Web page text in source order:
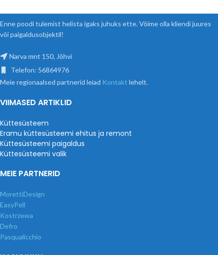
Enne poodi tulemist helista igaks juhuks ette. Võime olla kliendi juures
või paigaldusobjektil!
Narva mnt 150, Jõhvi
Telefon: 56864976
Meie regionaalsed partnerid leiad Kontakt lehelt.
VIIMASED ARTIKLID
Küttesüsteem
Eramu küttesüsteemi ehitus ja remont
Küttesüsteemi paigaldus
Küttesüsteemi valik
MEIE PARTNERID
MorettiDesign
EasyPell
Kostrzewa
Defro
Pasqualicchio